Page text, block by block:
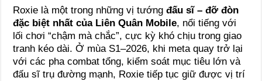
Roxie là một trong những vị tướngđấu sĩ – đỡ đòn
đặc biệt nhất của Liên Quân Mobile, nổi tiếng với
lối chơi “chậm mà chắc”, cực kỳ khó chịu trong giao
tranh kéo dài. Ở mùa S1–2026, khi meta quay trở lại
với các pha combat tổng, kiểm soát mục tiêu lớn và
đấu sĩ trụ đường mạnh, Roxie tiếp tục giữ được vị trí